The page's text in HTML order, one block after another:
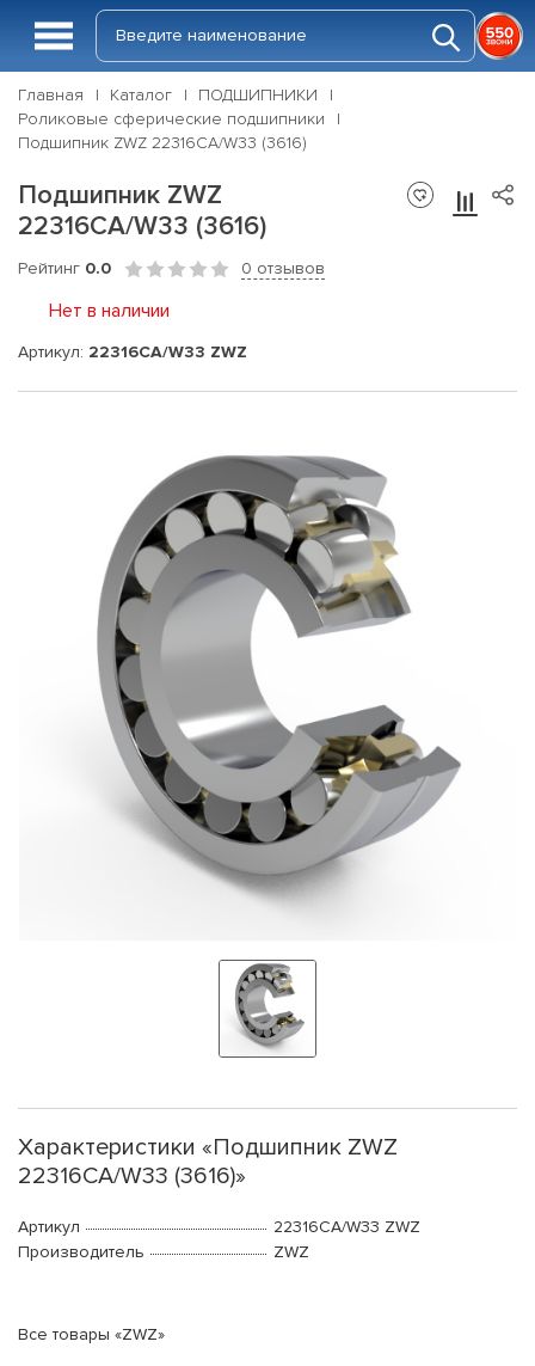
Главная Каталог
ПОДШИПНИКИ
Роликовые сферические подшипники
Подшипник ZWZ 22316CA/W33 (3616)
Подшипник ZWZ
22316CA/W33 (3616)
Рейтинг 0.0 0 отзывов
Нет в наличии
Артикул: 22316CA/W33 ZWZ
Характеристики «Подшипник ZWZ
22316CA/W33 (3616)»
Артикул
22316CA/W33 ZWZ
Производитель
ZWZ
Все товары «ZWZ»